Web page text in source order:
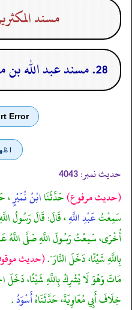
مسند
28. مسند عبد الله بن مسعود رضي الله تعالى عنه
Error
حدیث نمبر: 4043
(حديث مرفوع)حَدَّثَنَاابْنُ نُمَيْرٍ،
سَمِعْتُعَبْدِ اللَّهِ، قَالَ: قَالَ رَسُولُ
أُخْرَى، سَمِعْتُ رَسُولَ اللَّهِ صَلَّى اللَّهُ
بِاللَّهِ شَيْئًا، دَخَلَ النَّارَ".(حديث
مَاتَ وَهُوَ لَا يُشْرِكُ بِاللَّهِ شَيْئًا، دَخَلَ
خِلَافَ أَبِي مُعَاوِيَةَ، حَدَّثَنَاهُأَسْوَدُ.